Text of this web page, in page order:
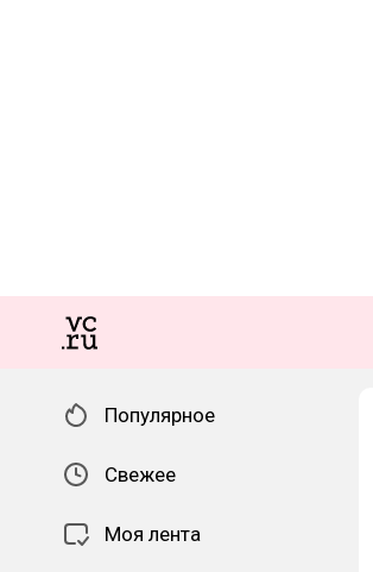
Популярное
Свежее
Моя лента